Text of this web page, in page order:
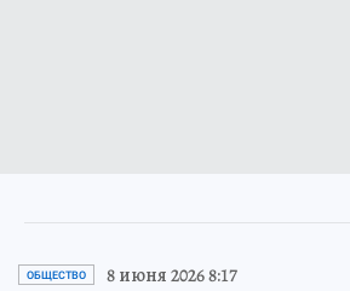
ОБЩЕСТВО 8 июня 2026 8:17